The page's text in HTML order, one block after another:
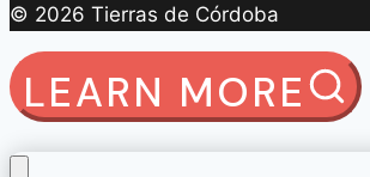
© 2026 Tierras de Córdoba
LEARN MORE